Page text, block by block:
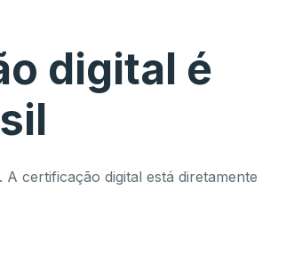
digital é
certificação digital está diretamente